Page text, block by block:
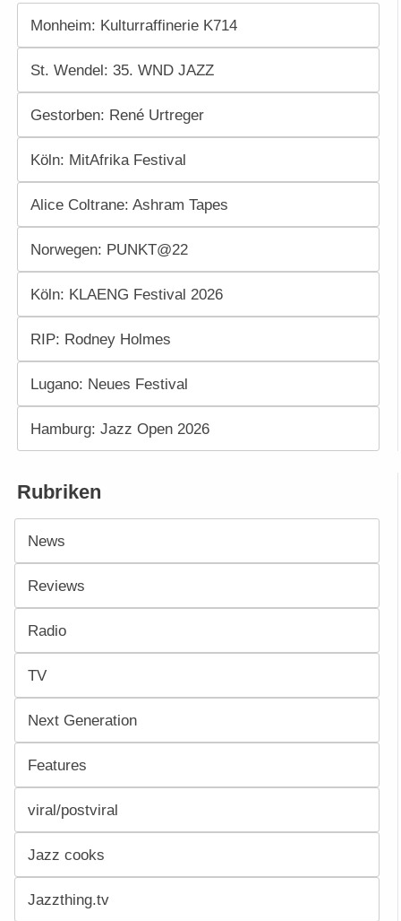
Monheim: Kulturraffinerie K714
St. Wendel: 35. WND JAZZ
Gestorben: René Urtreger
Köln: MitAfrika Festival
Alice Coltrane: Ashram Tapes
Norwegen: PUNKT@22
Köln: KLAENG Festival 2026
RIP: Rodney Holmes
Lugano: Neues Festival
Hamburg: Jazz Open 2026
Rubriken
News
Reviews
Radio
TV
Next Generation
Features
viral/postviral
Jazz cooks
Jazzthing.tv